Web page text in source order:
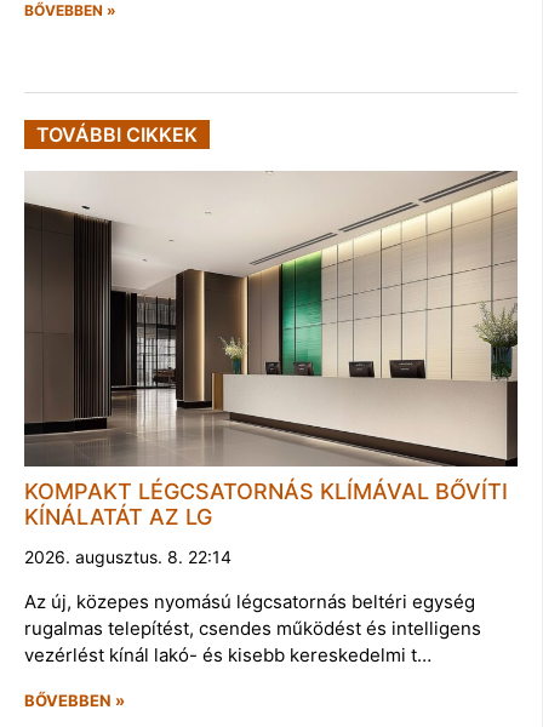
BŐVEBBEN »
TOVÁBBI CIKKEK
KOMPAKT LÉGCSATORNÁS KLÍMÁVAL BŐVÍTI
KÍNÁLATÁT AZ LG
2026. augusztus. 8. 22:14
Az új, közepes nyomású légcsatornás beltéri egység
rugalmas telepítést, csendes működést és intelligens
vezérlést kínál lakó- és kisebb kereskedelmi t…
BŐVEBBEN »